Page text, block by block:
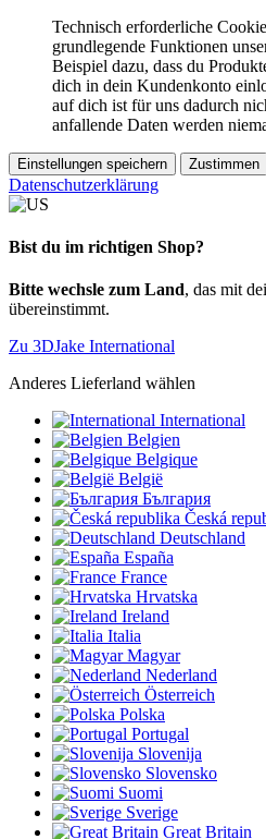
Technisch erforderliche
grundlegende Funktionen
Beispiel dazu, dass du
dich in dein Kundenkonto
auf dich ist für uns dadurch
anfallende Daten werden
Einstellungen speichern Zustimmen
Datenschutzerklärung
Bist du im richtigen Shop?
Bitte wechsle zum Land, das mit
übereinstimmt.
Zu 3DJake International
Anderes Lieferland wählen
International
Belgien
Belgique
België
България
Česká
Deutschland
España
France
Hrvatska
Ireland
Italia
Magyar
Nederland
Österreich
Polska
Portugal
Slovenija
Slovensko
Suomi
Sverige
Great Britain